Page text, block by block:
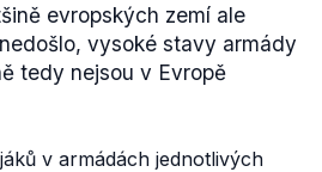
evropských zemí ale
vysoké stavy armády
tedy nejsou v Evropě
v armádách jednotlivých